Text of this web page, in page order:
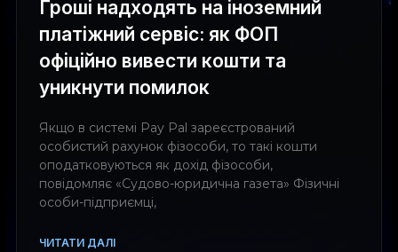
Гроші надходять на іноземний
платіжний сервіс: як ФОП
офіційно вивести кошти та
уникнути помилок
Якщо в системі Pay Pal зареєстрований
особистий рахунок фізособи, то такі кошти
оподатковуються як дохід фізособи,
повідомляє «Судово-юридична газета» Фізичні
особи-підприємці,
ЧИТАТИ ДАЛІ